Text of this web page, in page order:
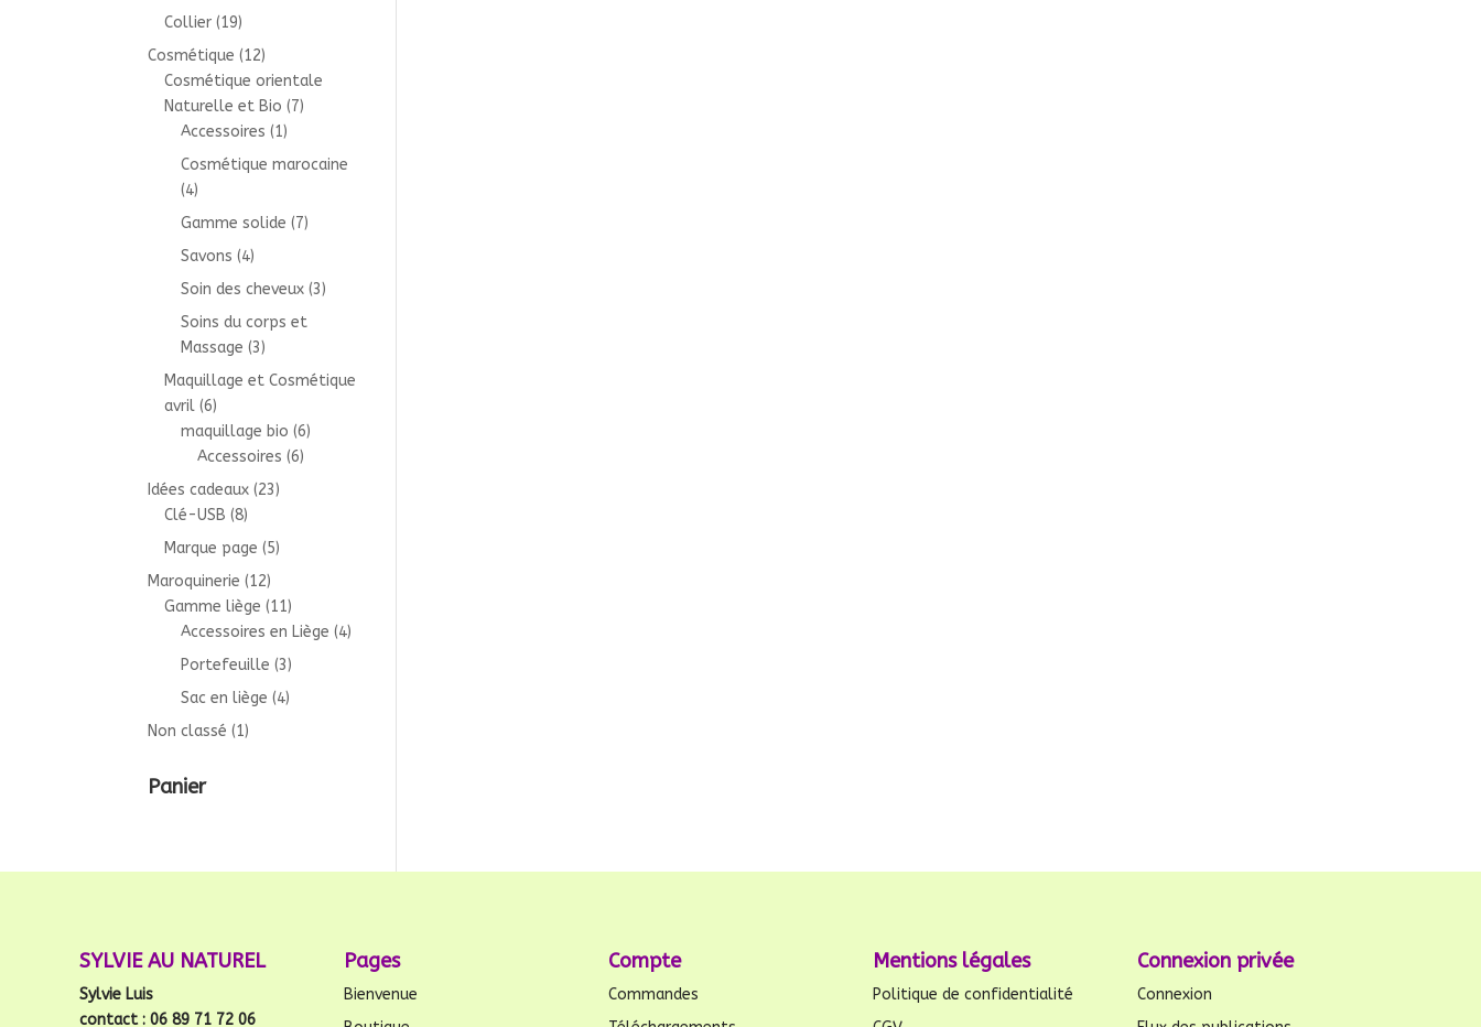
Collier (19)
Cosmétique (12)
Cosmétique orientale
Naturelle et Bio (7)
Accessoires (1)
Cosmétique marocaine
(4)
Gamme solide (7)
Savons (4)
Soin des cheveux (3)
Soins du corps et
Massage (3)
Maquillage et Cosmétique
avril (6)
maquillage bio (6)
Accessoires (6)
Idées cadeaux (23)
Clé-USB (8)
Marque page (5)
Maroquinerie (12)
Gamme liège (11)
Accessoires en Liège (4)
Portefeuille (3)
Sac en liège (4)
Non classé (1)
Panier
SYLVIE AU NATUREL
Sylvie Luis
contact : 06 89 71 72 06
Pages
Bienvenue
Compte
Commandes
Mentions légales
Politique de confidentialité
Connexion privée
Connexion